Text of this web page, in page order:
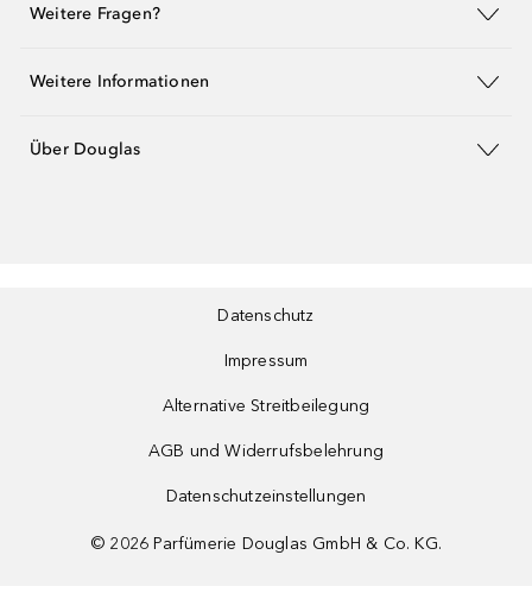
Weitere Fragen?
Weitere Informationen
Über Douglas
Datenschutz
Impressum
Alternative Streitbeilegung
AGB und Widerrufsbelehrung
Datenschutzeinstellungen
© 2026 Parfümerie Douglas GmbH & Co. KG.